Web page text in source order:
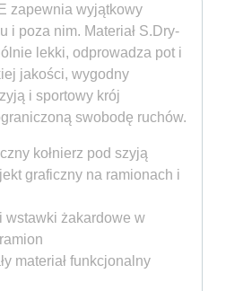
zapewnia wyjątkowy
i poza nim. Materiał S.Dry-
lekki, odprowadza pot i
jakości, wygodny
i sportowy krój
swobodę ruchów.
kołnierz pod szyją
graficzny na ramionach i
wstawki żakardowe w
materiał funkcjonalny